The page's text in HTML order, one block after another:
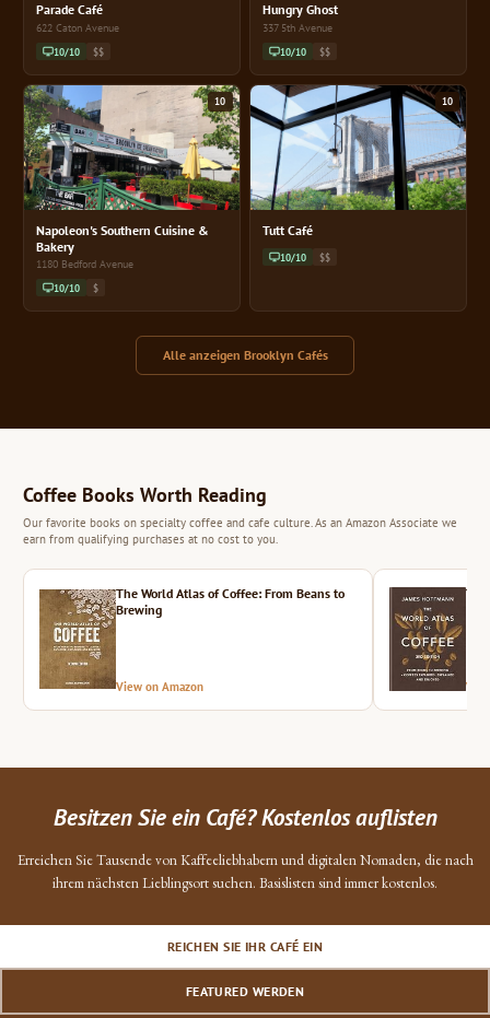
Parade Café
622 Caton Avenue
10/10 $$
Hungry Ghost
337 5th Avenue
10/10 $$
10
Napoleon's Southern Cuisine &
Bakery
1180 Bedford Avenue
10/10 $
10
Tutt Café
10/10 $$
Alle anzeigen Brooklyn Cafés
Coffee Books Worth Reading
Our favorite books on specialty coffee and cafe culture. As an Amazon Associate we
earn from qualifying purchases at no cost to you.
The World Atlas of Coffee: From Beans to
Brewing
View on Amazon
Besitzen Sie ein Café? Kostenlos auflisten
Erreichen Sie Tausende von Kaffeeliebhabern und digitalen Nomaden, die nach
ihrem nächsten Lieblingsort suchen. Basislisten sind immer kostenlos.
REICHEN SIE IHR CAFÉ EIN
FEATURED WERDEN